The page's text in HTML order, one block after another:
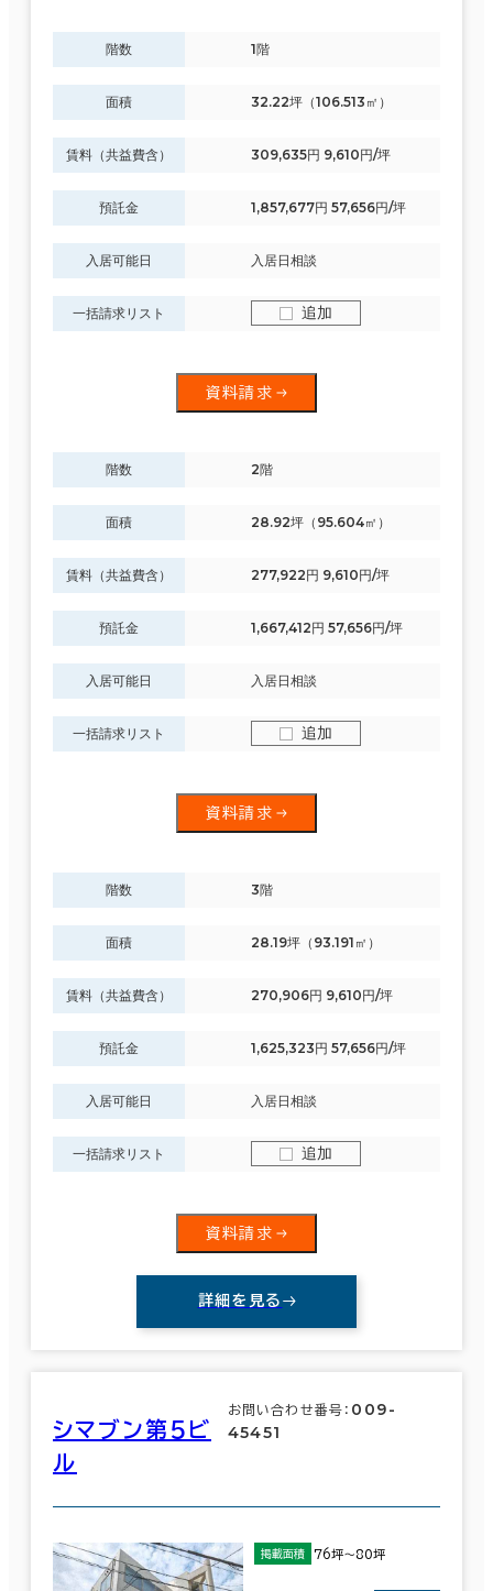
階数 1階
面積 32.22坪（106.513㎡）
賃料（共益費含） 309,635円 9,610円/坪
預託金 1,857,677円 57,656円/坪
入居可能日 入居日相談
一括請求リスト 追加
資料請求
階数 2階
面積 28.92坪（95.604㎡）
賃料（共益費含） 277,922円 9,610円/坪
預託金 1,667,412円 57,656円/坪
入居可能日 入居日相談
一括請求リスト 追加
資料請求
階数 3階
面積 28.19坪（93.191㎡）
賃料（共益費含） 270,906円 9,610円/坪
預託金 1,625,323円 57,656円/坪
入居可能日 入居日相談
一括請求リスト 追加
資料請求
詳細を見る
シマブン第５ビ
ル
お問い合わせ番号： 009-
45451
掲載面積 76坪～80坪